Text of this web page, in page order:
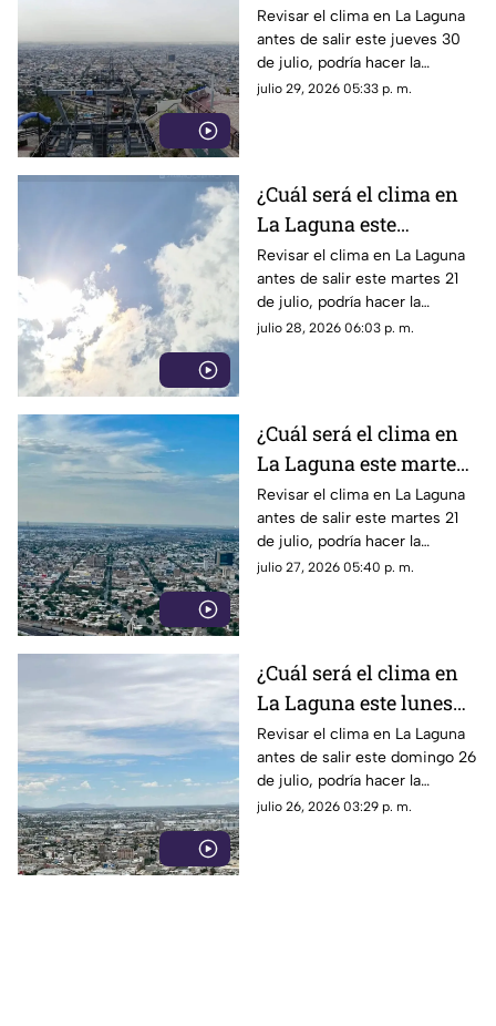
30 de julio 2026?
Revisar el clima en La Laguna
antes de salir este jueves 30
de julio, podría hacer la
diferencia entre un día
julio 29, 2026 05:33 p. m.
¿Cuál será el clima en
La Laguna este
miércoles 29 de julio
2026?
Revisar el clima en La Laguna
antes de salir este martes 21
de julio, podría hacer la
diferencia entre un día
julio 28, 2026 06:03 p. m.
¿Cuál será el clima en
La Laguna este martes
28 de julio 2026?
Revisar el clima en La Laguna
antes de salir este martes 21
de julio, podría hacer la
diferencia entre un día
julio 27, 2026 05:40 p. m.
¿Cuál será el clima en
La Laguna este lunes
27 de julio 2026?
Revisar el clima en La Laguna
antes de salir este domingo 26
de julio, podría hacer la
diferencia entre un día
julio 26, 2026 03:29 p. m.